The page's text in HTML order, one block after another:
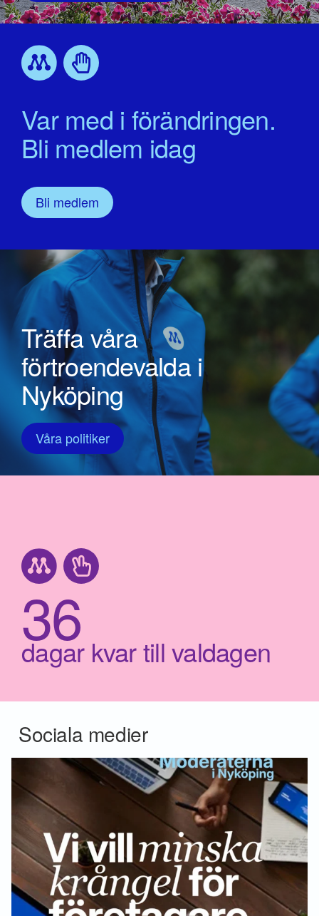
Var med i förändringen.
Bli medlem idag
Bli medlem
36
dagar kvar till valdagen
Träffa våra
förtroendevalda i
Nyköping
Våra politiker
Sociala medier